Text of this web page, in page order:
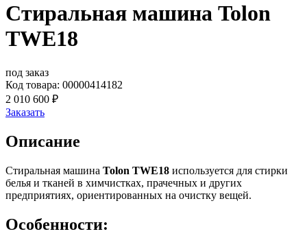
Стиральная машина Tolon
TWE18
под заказ
Код товара: 00000414182
2 010 600 ₽
Заказать
Описание
Стиральная машина Tolon TWE18 используется для стирки
белья и тканей в химчистках, прачечных и других
предприятиях, ориентированных на очистку вещей.
Особенности: